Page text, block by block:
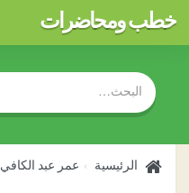
خطب ومحاضرات
الرئيسية عمر عبد الكافي